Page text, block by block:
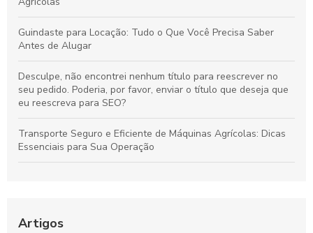
Guindaste para Locação: Tudo o Que Você Precisa Saber
Antes de Alugar
Desculpe, não encontrei nenhum título para reescrever no
seu pedido. Poderia, por favor, enviar o título que deseja que
eu reescreva para SEO?
Transporte Seguro e Eficiente de Máquinas Agrícolas: Dicas
Essenciais para Sua Operação
Como Maximizar a Eficiência do Seu Projeto com Aluguel de
Artigos